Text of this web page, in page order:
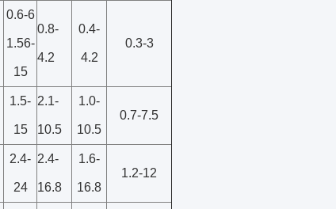
0.6-6
1.56-
15
0.8-
4.2
0.4-
4.2
0.3-3
1.5-
15
2.1-
10.5
1.0-
10.5
0.7-7.5
2.4-
24
2.4-
16.8
1.6-
16.8
1.2-12